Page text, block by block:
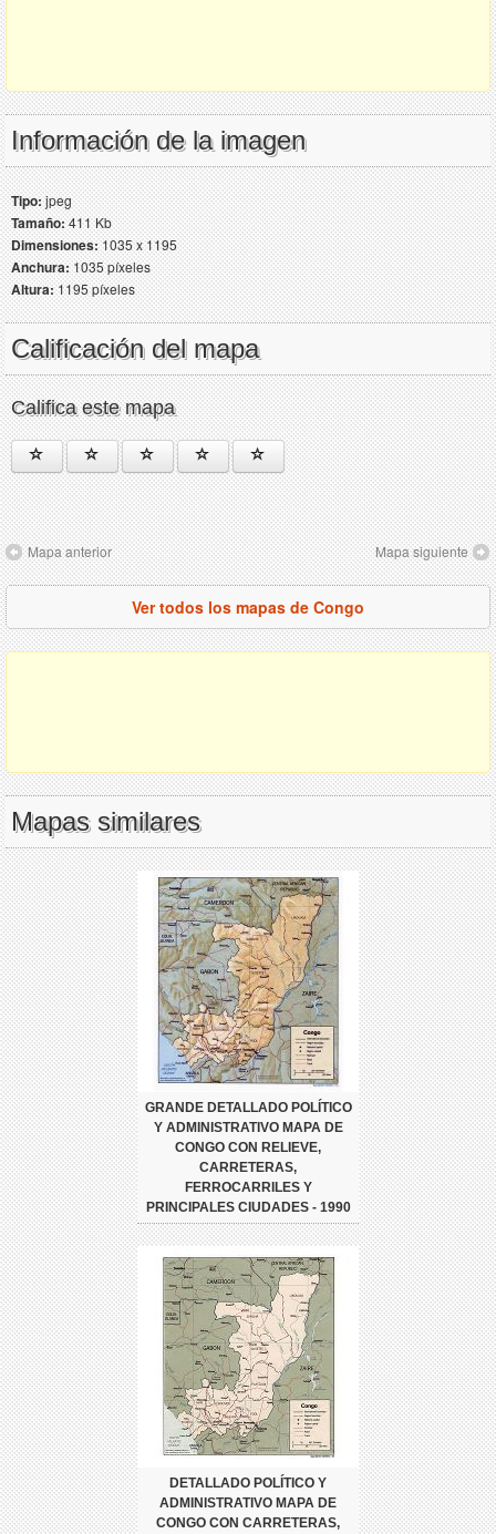
Información de la imagen
Tipo:jpeg
Tamaño:411 Kb
Dimensiones:1035 x 1195
Anchura:1035 píxeles
Altura:1195 píxeles
Calificación del mapa
Califica este mapa
Mapa anterior Mapa siguiente
Ver todos los mapas de Congo
Mapas similares
GRANDE DETALLADO POLÍTICO
Y ADMINISTRATIVO MAPA DE
CONGO CON RELIEVE,
CARRETERAS,
FERROCARRILES Y
PRINCIPALES CIUDADES - 1990
DETALLADO POLÍTICO Y
ADMINISTRATIVO MAPA DE
CONGO CON CARRETERAS,